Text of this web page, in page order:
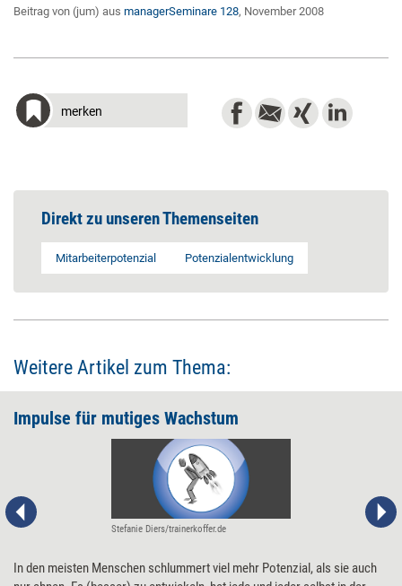
Beitrag von (jum) aus managerSeminare 128, November 2008
merken
Direkt zu unseren Themenseiten
Mitarbeiterpotenzial Potenzialentwicklung
Weitere Artikel zum Thema:
Impulse für mutiges Wachstum
Stefanie Diers/trainerkoffer.de
In den meisten Menschen schlummert viel mehr Potenzial, als sie auch